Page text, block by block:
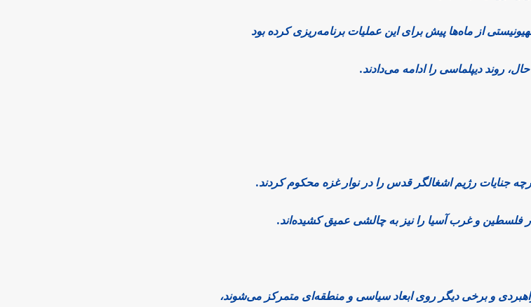
از ماه‌ها پیش برای این عملیات برنامه‌ریزی کرده بود
حال، روند دیپلماسی را ادامه می‌دادند.
جنایات رژیم اشغالگر قدس را در نوار غزه محکوم کردند.
فلسطین و غرب آسیا را نیز به چالشی عمیق کشیده‌اند.
و برخی دیگر روی ابعاد سیاسی و منطقه‌ای متمرکز می‌شوند،